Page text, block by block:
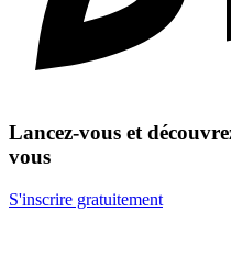
Lancez-vous et
vous
S'inscrire gratuitement